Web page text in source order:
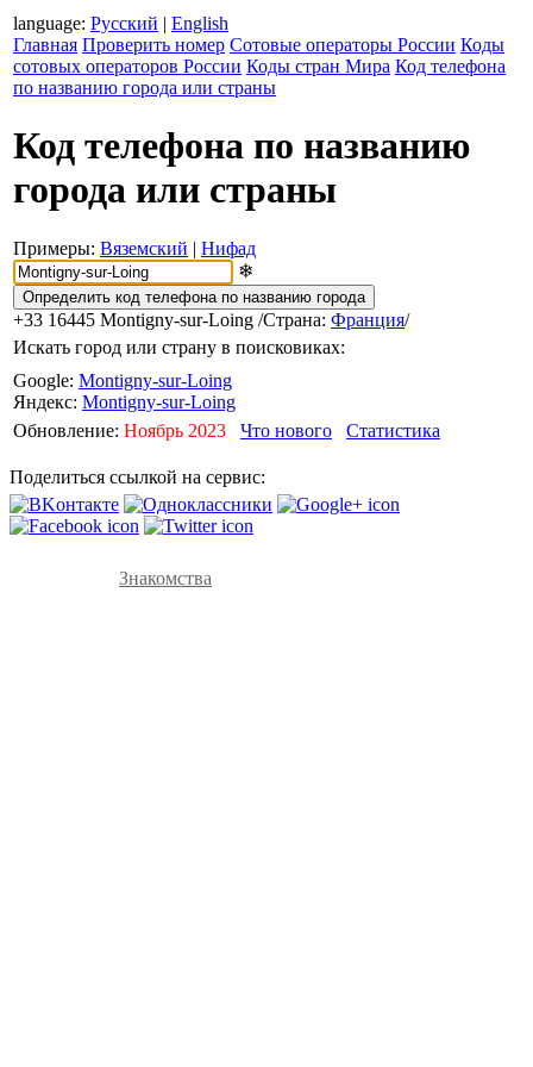
language: Русский | English
Главная Проверить номер Сотовые операторы России Коды
сотовых операторов России Коды стран Мира Код телефона
по названию города или страны
Код телефона по названию
города или страны
Примеры: Вяземский | Нифад
❄
+33 16445 Montigny-sur-Loing /Страна: Франция/
Искать город или страну в поисковиках:
Google: Montigny-sur-Loing
Яндекс: Montigny-sur-Loing
Обновление: Ноябрь 2023 Что нового Статистика
Поделиться ссылкой на сервис:
Знакомства